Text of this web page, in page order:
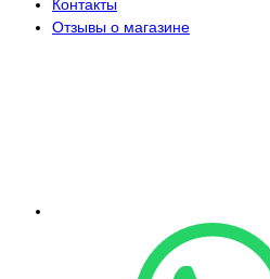
Контакты
Отзывы о магазине